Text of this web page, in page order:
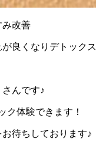
み改善
良くなりデトックス
んです♪
ク体験できます！
待ちしております♪